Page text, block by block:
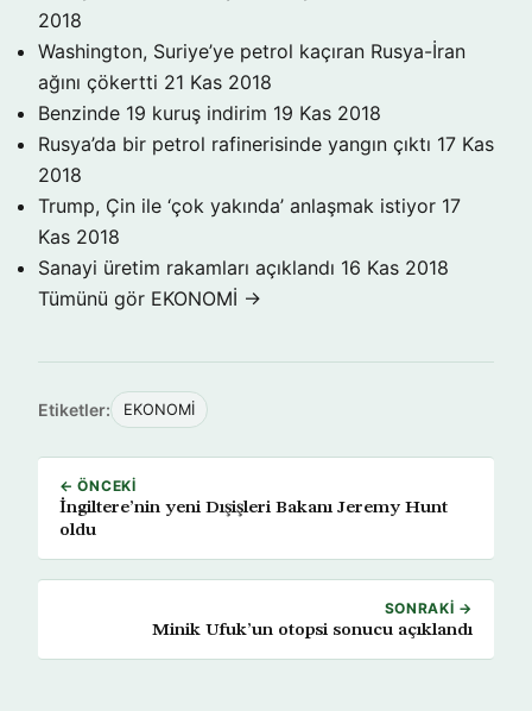
2018
Washington, Suriye’ye petrol kaçıran Rusya-İran
ağını çökertti 21 Kas 2018
Benzinde 19 kuruş indirim 19 Kas 2018
Rusya’da bir petrol rafinerisinde yangın çıktı 17 Kas
2018
Trump, Çin ile ‘çok yakında’ anlaşmak istiyor 17
Kas 2018
Sanayi üretim rakamları açıklandı 16 Kas 2018
Tümünü gör EKONOMİ →
Etiketler: EKONOMİ
← ÖNCEKI
İngiltere’nin yeni Dışişleri Bakanı Jeremy Hunt
oldu
SONRAKI →
Minik Ufuk’un otopsi sonucu açıklandı